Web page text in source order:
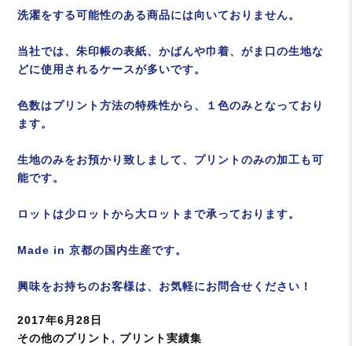
洗濯をする可能性のある商品には向いておりません。
当社では、朱印帳の表紙、かばんや巾着、がま口の生地な
どに使用されるケースが多いです。
色数はプリント方法の特殊性から、１色のみとなっており
ます。
生地のみをお預かり致しまして、プリントのみの加工も可
能です。
ロットは少ロットから大ロットまで承っております。
Made in 京都の国内生産です。
興味をお持ちのお客様は、お気軽にお問合せください！
投
稿
2017年6月28日
カ
その他のプリント , プリント実績集